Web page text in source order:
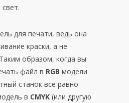
для печати, ведь она
краски, а не
образом, когда вы
файл в RGB модели
станок всё равно
в CMYK (или другую